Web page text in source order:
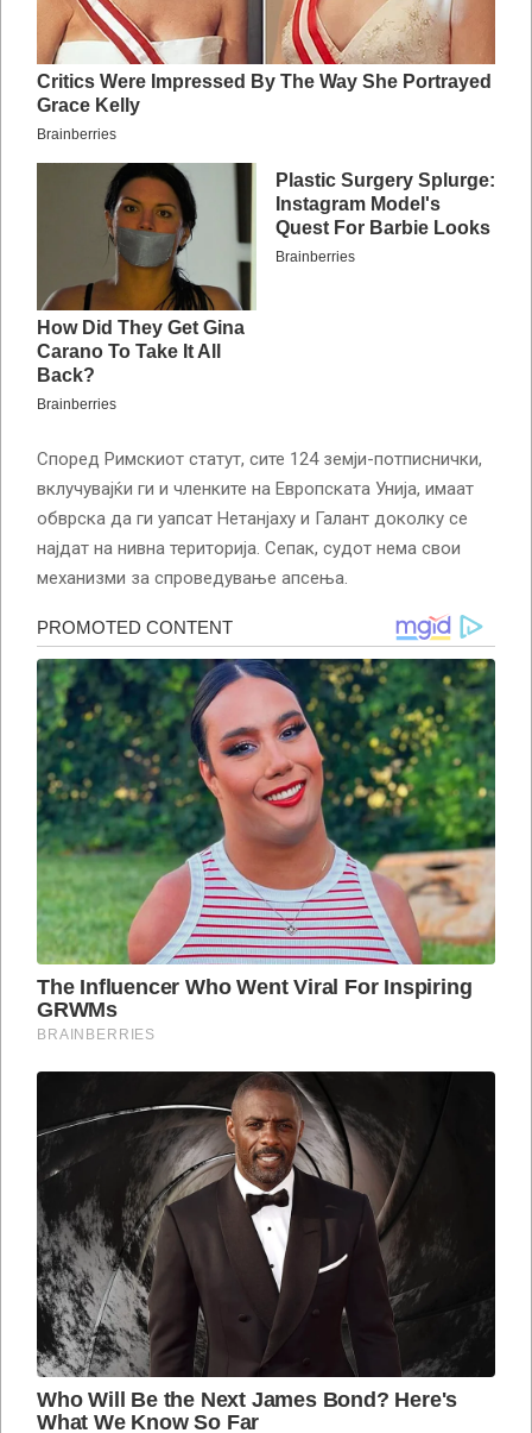
Според Римскиот статут, сите 124 земји-потписнички,
вклучувајќи ги и членките на Европската Унија, имаат
обврска да ги уапсат Нетанјаху и Галант доколку се
најдат на нивна територија. Сепак, судот нема свои
механизми за спроведување апсења.